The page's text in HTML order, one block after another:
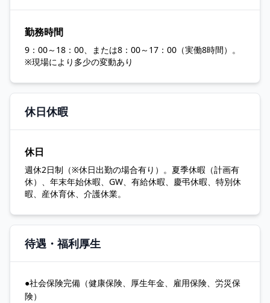
勤務時間
9：00～18：00、または8：00～17：00（実働8時間）。
※現場により多少の変動あり
休日休暇
休日
週休2日制（※休日出勤の場合有り）。夏季休暇（計画有
休）、年末年始休暇、GW、有給休暇、慶弔休暇、特別休
暇、産休育休、介護休業。
待遇・福利厚生
●社会保険完備（健康保険、厚生年金、雇用保険、労災保
険）